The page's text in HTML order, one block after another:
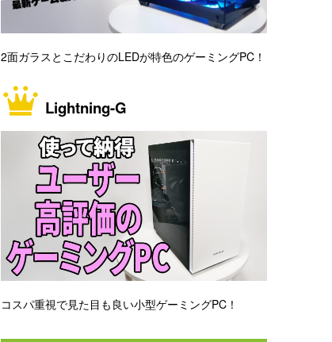
2面ガラスとこだわりのLEDが特色のゲーミングPC！
Lightning-G
コスパ重視で見た目も良い小型ゲーミングPC！